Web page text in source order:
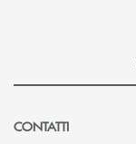
CONTATTI